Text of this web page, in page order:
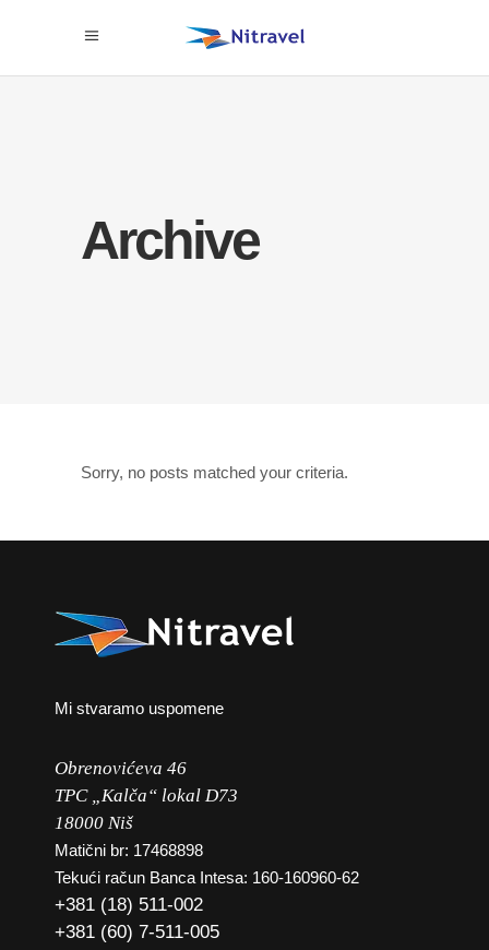
Archive
Sorry, no posts matched your criteria.
Mi stvaramo uspomene
Obrenovićeva 46
TPC „Kalča“ lokal D73
18000 Niš
Matični br: 17468898
Tekući račun Banca Intesa: 160-160960-62
+381 (18) 511-002
+381 (60) 7-511-005